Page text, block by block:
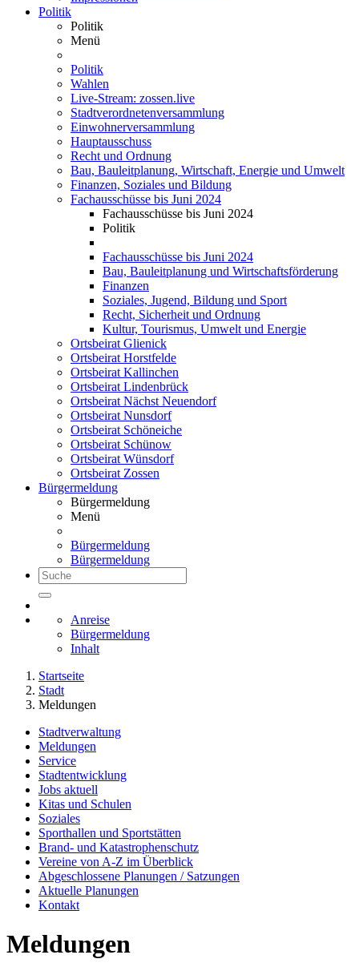
Politik
Politik
Menü
Politik
Wahlen
Live-Stream: zossen.live
Stadtverordnetenversammlung
Einwohnerversammlung
Hauptausschuss
Recht und Ordnung
Bau, Bauleitplanung, Wirtschaft, Energie und Umwelt
Finanzen, Soziales und Bildung
Fachausschüsse bis Juni 2024
Fachausschüsse bis Juni 2024
Politik
Fachausschüsse bis Juni 2024
Bau, Bauleitplanung und Wirtschaftsförderung
Finanzen
Soziales, Jugend, Bildung und Sport
Recht, Sicherheit und Ordnung
Kultur, Tourismus, Umwelt und Energie
Ortsbeirat Glienick
Ortsbeirat Horstfelde
Ortsbeirat Kallinchen
Ortsbeirat Lindenbrück
Ortsbeirat Nächst Neuendorf
Ortsbeirat Nunsdorf
Ortsbeirat Schöneiche
Ortsbeirat Schünow
Ortsbeirat Wünsdorf
Ortsbeirat Zossen
Bürgermeldung
Bürgermeldung
Menü
Bürgermeldung
Bürgermeldung
Anreise
Bürgermeldung
Inhalt
Startseite
Stadt
Meldungen
Stadtverwaltung
Meldungen
Service
Stadtentwicklung
Jobs aktuell
Kitas und Schulen
Soziales
Sporthallen und Sportstätten
Brand- und Katastrophenschutz
Vereine von A-Z im Überblick
Abgeschlossene Planungen / Satzungen
Aktuelle Planungen
Kontakt
Meldungen